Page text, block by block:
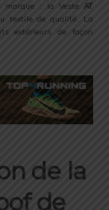
marque : la Veste AT
textile de qualité. La
extérieurs de façon
de la
de